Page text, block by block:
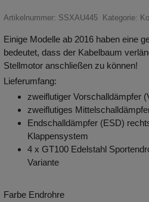
Artikelnummer: SSXAU445 Kategorie:
Einige Modelle ab 2016 haben eine
bedeutet, dass der Kabelbaum
Stellmotor anschließen zu können!
Lieferumfang:
zweiflutiger Vorschalldämpfer
zweiflutiges
Endschalldämpfer (ESD)
Klappensystem
4 x GT100 Edelstahl
Variante
Farbe Endrohre